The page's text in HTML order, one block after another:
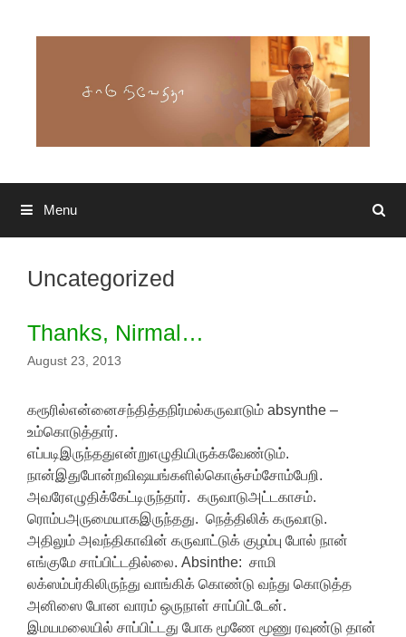
Search
Menu
Uncategorized
Thanks, Nirmal…
August 23, 2013
கரூரில்என்னைசந்தித்தநிர்மல்கருவாடும் absynthe –
உம்கொடுத்தார்.
எப்படிஇருந்ததுஎன்றுஎழுதியிருக்கவேண்டும்.
நான்இதுபோன்றவிஷயங்களில்கொஞ்சம்சோம்பேறி.
அவரேஎழுதிக்கேட்டிருந்தார். கருவாடுஅட்டகாசம்.
ரொம்பஅருமையாகஇருந்தது. நெத்திலிக் கருவாடு.
அதிலும் அவந்திகாவின் கருவாட்டுக் குழம்பு போல் நான்
எங்குமே சாப்பிட்டதில்லை. Absinthe: சாமி
லக்ஸம்பர்கிலிருந்து வாங்கிக் கொண்டு வந்து கொடுத்த
அனிஸை போன வாரம் ஒருநாள் சாப்பிட்டேன்.
இமயமலையில் சாப்பிட்டது போக மூணே மூணு ரவுண்டு தான்